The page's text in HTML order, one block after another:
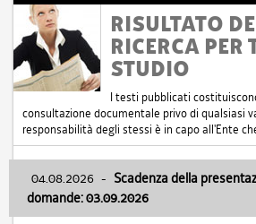
RISULTATO
RICERCA PER
STUDIO
I testi pubblicati
consultazione documentale privo di qualsiasi
responsabilità degli stessi è in capo all'Ente
04.08.2026 - Scadenza della
domande: 03.09.2026